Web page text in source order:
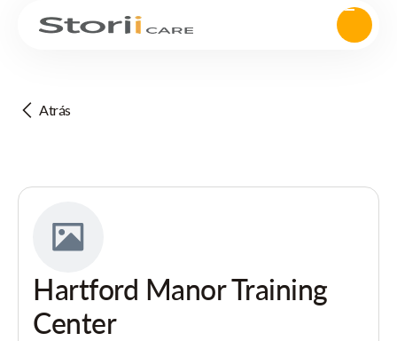
Atrás
Hartford Manor Training
Center